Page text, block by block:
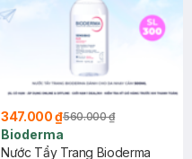
347.000 ₫560.000 ₫
Bioderma
Nước Tẩy Trang Bioderma